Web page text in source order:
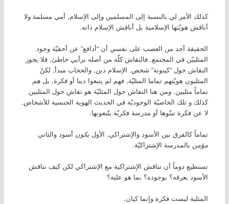
كذلك الأمر لي بالنسبة إلى المسلمين وإلى الإسلام, أمي مسلمة ولا
أناقش هويّتها الإسلامية بل أناقش الإسلام ذاته.
الحقيقة أجد من العصب على نفسي أن “أدافع” عن أحقيّة وجود
المثلييّن في المجتمع, فالنقاش كلّه من أصله برأيي خاطئ, فلا يجوز
النقاش حول “كينونة” شخص. الإسلام دين, والحجاب مبدأ, لكنّ
المثليون هويّتهم تماما المثليّة, فهم لم يتبعوا دينا أو فكرة, بل هم
تماماً مثليين. ومن هنا النقاش حول المثليّة هو نقاش حول المثليين
كذلك و تلك الخاصيّة الوجوديّة في الحديث الهوية الجنسية للأشخاص,
لا عن فكرة تبنّوها أو مدرسة فكريّة يتّبعونها.
تماماً كالفرق بين الأسود والإشتراكي, الأول يكون أسود والثاني
مؤمن بالمدرسة الإشتراكيّة.
تستطيع دوماً أن تناقش الإشتراكية مع الإشتراكي لكن كيف تناقش
الأسود بعرقه؟ بوجوده؟ بما هو عليه؟
المثلية ليست فكرة وإنما كيان.